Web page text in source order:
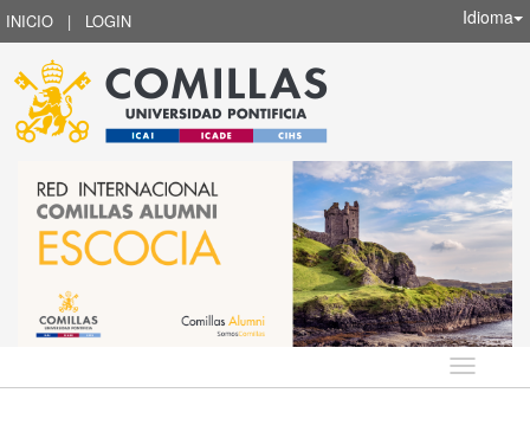
INICIO | LOGIN Idioma
Idioma